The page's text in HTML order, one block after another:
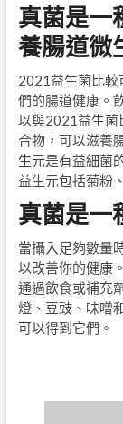
真菌是一
養腸道微
2021益生菌比較
們的腸道健康。
以與2021益生菌
合物，可以滋養
生元是有益細菌
益生元包括菊粉
真菌是一
當攝入足夠數量
以改善你的健康
通過飲食或補充
燈、豆豉、味噌
可以得到它們。